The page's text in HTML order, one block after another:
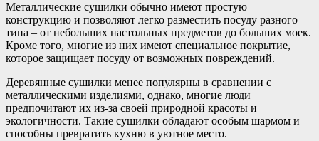
Металлические сушилки обычно имеют простую
конструкцию и позволяют легко разместить посуду разного
типа – от небольших настольных предметов до больших моек.
Кроме того, многие из них имеют специальное покрытие,
которое защищает посуду от возможных повреждений.
Деревянные сушилки менее популярны в сравнении с
металлическими изделиями, однако, многие люди
предпочитают их из-за своей природной красоты и
экологичности. Такие сушилки обладают особым шармом и
способны превратить кухню в уютное место.